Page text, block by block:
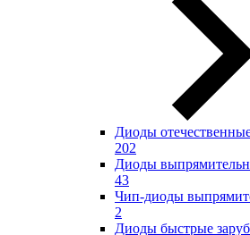
Диоды
202
Диоды
43
Чип-диоды
2
Диоды быстрые